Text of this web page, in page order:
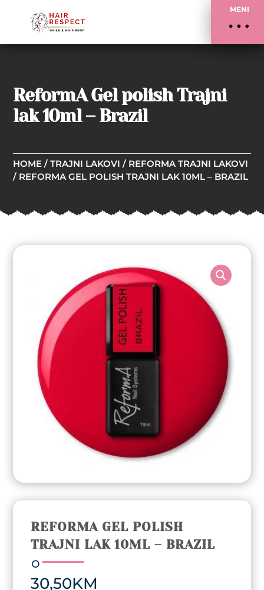
MENI
ReformA Gel polish Trajni
lak 10ml – Brazil
HOME /TRAJNI LAKOVI / REFORMA TRAJNI LAKOVI
/ REFORMA GEL POLISH TRAJNI LAK 10ML – BRAZIL
REFORMA GEL POLISH
TRAJNI LAK 10ML – BRAZIL
30,50KM